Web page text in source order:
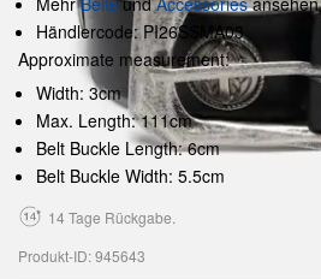
Händlercode: PI26SSMA03
Approximate measurement:
Width: 3cm
Max. Length: 111cm
Belt Buckle Length: 6cm
Belt Buckle Width: 5.5cm
14 Tage Rückgabe.
Produkt-ID: 945643